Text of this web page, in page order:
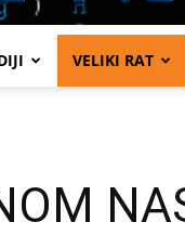
VELIKI RAT